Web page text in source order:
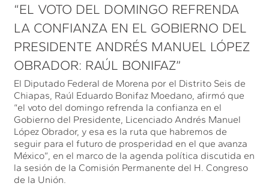
“EL VOTO DEL DOMINGO REFRENDA
LA CONFIANZA EN EL GOBIERNO DEL
PRESIDENTE ANDRÉS MANUEL LÓPEZ
OBRADOR: RAÚL BONIFAZ”
El Diputado Federal de Morena por el Distrito Seis de
Chiapas, Raúl Eduardo Bonifaz Moedano, afirmó que
“el voto del domingo refrenda la confianza en el
Gobierno del Presidente, Licenciado Andrés Manuel
López Obrador, y esa es la ruta que habremos de
seguir para el futuro de prosperidad en el que avanza
México”, en el marco de la agenda política discutida en
la sesión de la Comisión Permanente del H. Congreso
de la Unión.